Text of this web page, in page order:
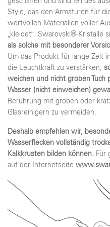
Style, das den Armaturen für
wertvollen Materialien voller
„kleidet“. Swarovski®-Kristalle
als solche mit besonderer
Um das Produkt für lange Zeit
die Leuchtkraft zu verstärken,
weichen und nicht groben Tuch
Wasser (nicht einweichen)
Berührung mit groben oder
Glasreinigern zu vermeiden.
Deshalb empfehlen wir,
Wasserflecken vollständig
Kalkkrusten bilden können. Für
auf der Internetseite